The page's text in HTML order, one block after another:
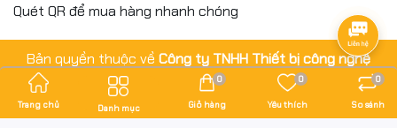
Quét QR để mua hàng nhanh chóng
Bản quyền thuộc về Công ty TNHH Thiết bị công nghệ
Ngọc Thọ
Cung cấp bởiSapo
Trang chủ Danh mục Giỏ hàng
0
Yêu thích
0
So sánh
0